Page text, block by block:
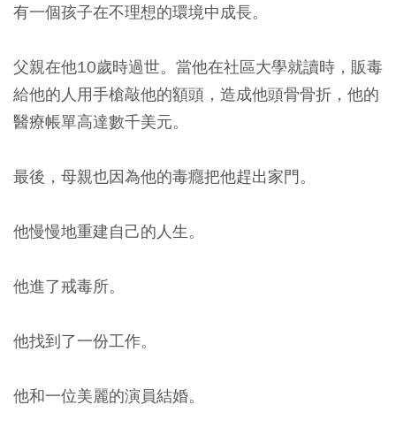
有一個孩子在不理想的環境中成長。
父親在他10歲時過世。當他在社區大學就讀時，販毒
給他的人用手槍敲他的額頭，造成他頭骨骨折，他的
醫療帳單高達數千美元。
最後，母親也因為他的毒癮把他趕出家門。
他慢慢地重建自己的人生。
他進了戒毒所。
他找到了一份工作。
他和一位美麗的演員結婚。